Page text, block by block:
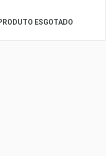
Ver Desconto Convênio
ESGOTADO